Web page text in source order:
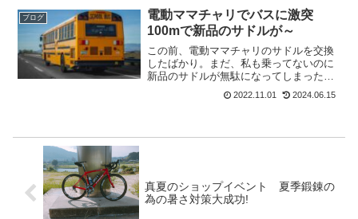
たからです^^;それに、自転車選手も良く
レース前にはエスプ...
ブログ
電動ママチャリでバスに激突
100mで新品のサドルが～
この前、電動ママチャリのサドルを交換
したばかり。まだ、私も乗ってないのに
新品のサドルが無駄になってしまった。
なんと、娘が100mほど走った所でバスに
激突。なんでも、スリップしたとか。バ
2022.11.01 2024.06.15
真夏のショップイベント 夏季鍛錬の
為の暑さ対策大成功!